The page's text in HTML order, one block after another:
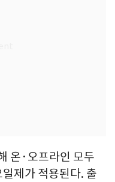
온·오프라인 모두
제가 적용된다. 출